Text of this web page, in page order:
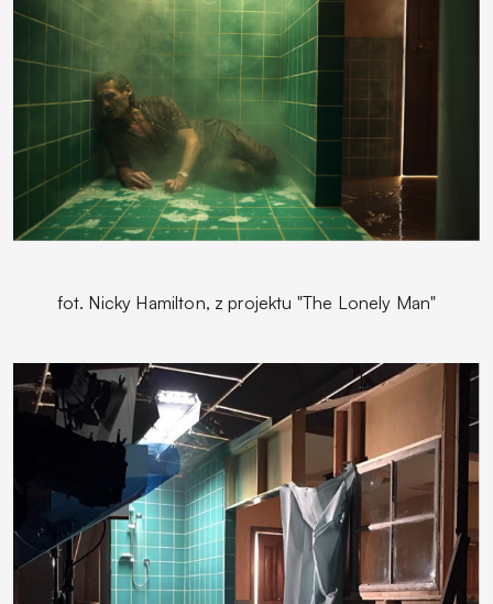
fot. Nicky Hamilton, z projektu "The Lonely Man"